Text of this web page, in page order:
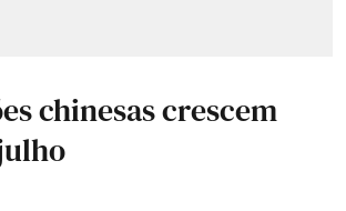
chinesas crescem